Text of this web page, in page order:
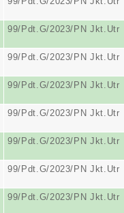
99/Pdt.G/2023/PN Jkt.Utr
99/Pdt.G/2023/PN Jkt.Utr
99/Pdt.G/2023/PN Jkt.Utr
99/Pdt.G/2023/PN Jkt.Utr
99/Pdt.G/2023/PN Jkt.Utr
99/Pdt.G/2023/PN Jkt.Utr
99/Pdt.G/2023/PN Jkt.Utr